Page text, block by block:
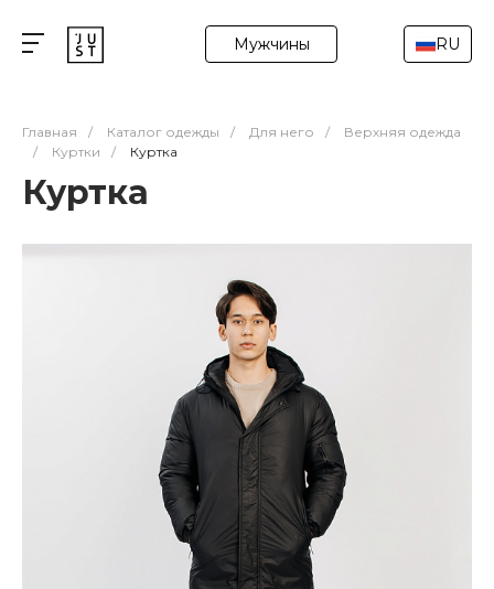
Мужчины RU
Главная / Каталог одежды / Для него /
Верхняя одежда
/
Куртки / Куртка
Куртка